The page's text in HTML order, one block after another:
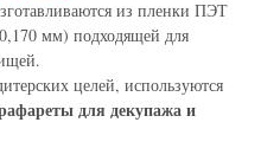
из пленки ПЭТ
мм) подходящей для
целей, используются
для декупажа и